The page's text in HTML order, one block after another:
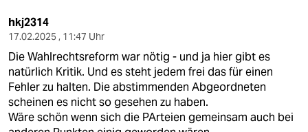
hkj2314
17.02.2025 , 11:47 Uhr
Die Wahlrechtsreform war nötig - und ja hier gibt es
natürlich Kritik. Und es steht jedem frei das für einen
Fehler zu halten. Die abstimmenden Abgeordneten
scheinen es nicht so gesehen zu haben.
Wäre schön wenn sich die PArteien gemeinsam auch bei